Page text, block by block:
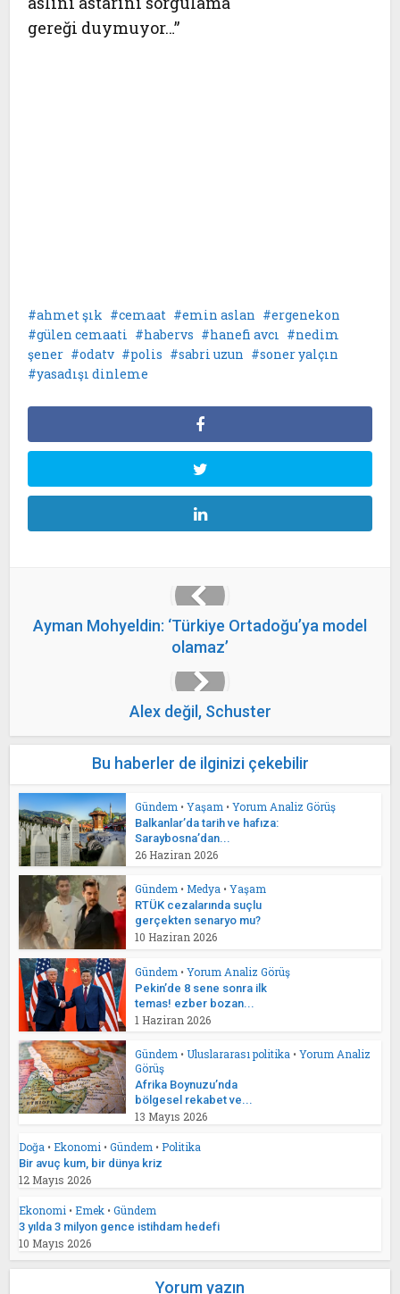
gereği duymuyor…”
ahmet şık cemaat emin aslan
ergenekon
gülen cemaati
habervs hanefi avcı
nedim
şener
odatv polis sabri uzun
soner yalçın
yasadışı dinleme
Ayman Mohyeldin: ‘Türkiye Ortadoğu’ya model
olamaz’
Alex değil, Schuster
Bu haberler de ilginizi çekebilir
Gündem • Yaşam • Yorum Analiz Görüş
Balkanlar’da tarih ve hafıza:
Saraybosna’dan...
26 Haziran 2026
Gündem • Medya • Yaşam
RTÜK cezalarında suçlu
gerçekten senaryo mu?
10 Haziran 2026
Gündem • Yorum Analiz Görüş
Pekin’de 8 sene sonra ilk
temas! ezber bozan...
1 Haziran 2026
Gündem • Uluslararası politika • Yorum Analiz
Görüş
Afrika Boynuzu’nda
bölgesel rekabet ve...
13 Mayıs 2026
Doğa • Ekonomi • Gündem • Politika
Bir avuç kum, bir dünya kriz
12 Mayıs 2026
Ekonomi • Emek • Gündem
3 yılda 3 milyon gence istihdam hedefi
10 Mayıs 2026
Yorum yazın